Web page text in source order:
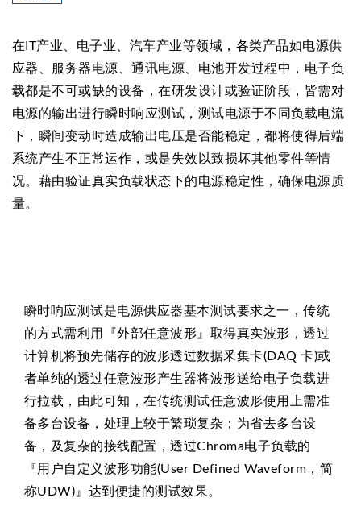
在IT产业、电子业、汽车产业等领域，各类产品如电源供
应器、服务器电源、通讯电源、电池开发过程中，电子负
载都是不可或缺的设备，在研发设计或验证阶段，皆需对
电源的输出进行瞬时响应测试，测试电源于不同负载电流
下，瞬间变动时造成输出电压是否能稳定，都将使得后端
系统产生不正常运作，或是失效以致损坏其他零件等情
况。藉由验证真实负载状态下的电源稳定性，确保电源质
量。
瞬时响应测试是电源供应器基本测试要求之一，传统
的方式需利用『外部任意波形』取得真实波形，透过
计算机将预先储存的波形透过数据釆集卡(DAQ 卡)或
者单纯的透过任意波形产生器将波形送给电子负载进
行拉载，由此可知，在传统测试任意波形使用上需准
备多台设备，处理上较于繁琐复杂；为省去多台设
备，及复杂的接线配置，透过Chroma电子负载的
『用户自定义波形功能(User Defined Waveform，简
称UDW)』达到便捷的测试效果。